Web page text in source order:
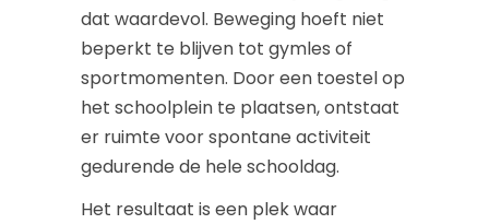
dat waardevol. Beweging hoeft niet
beperkt te blijven tot gymles of
sportmomenten. Door een toestel op
het schoolplein te plaatsen, ontstaat
er ruimte voor spontane activiteit
gedurende de hele schooldag.
Het resultaat is een plek waar